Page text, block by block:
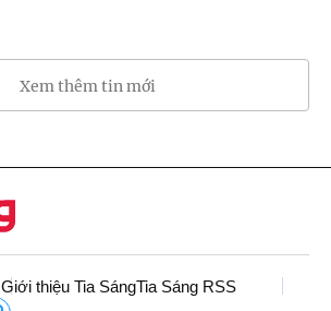
Xem thêm tin mới
Giới thiệu Tia SángTia Sáng RSS